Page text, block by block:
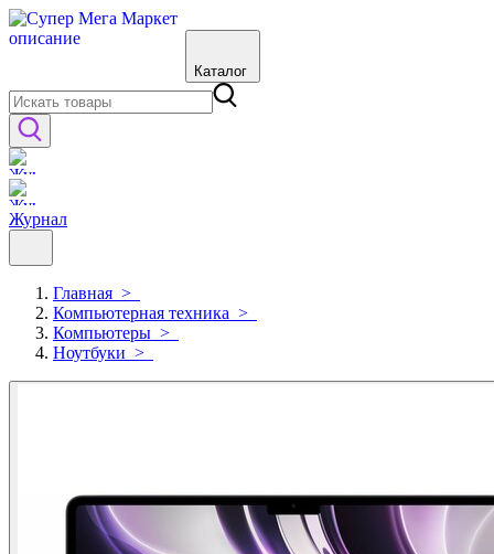
Каталог
Журнал
Главная >
Компьютерная техника >
Компьютеры >
Ноутбуки >